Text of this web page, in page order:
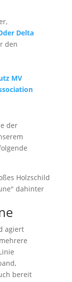
Delta
den
MV
der
agiert
bereit